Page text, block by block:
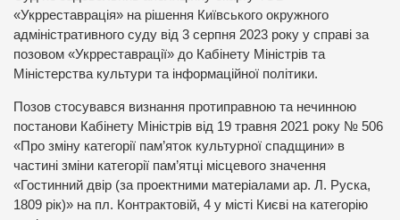
«Укрреставрація» на рішення Київського окружного
адміністративного суду від 3 серпня 2023 року у справі за
позовом «Укрреставрації» до Кабінету Міністрів та
Міністерства культури та інформаційної політики.
Позов стосувався визнання протиправною та нечинною
постанови Кабінету Міністрів від 19 травня 2021 року № 506
«Про зміну категорії пам’яток культурної спадщини» в
частині зміни категорії пам’ятці місцевого значення
«Гостинний двір (за проектними матеріалами ар. Л. Руска,
1809 рік)» на пл. Контрактовій, 4 у місті Києві на категорію